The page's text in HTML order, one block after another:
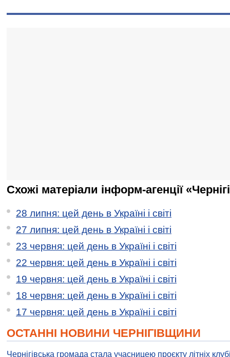
Схожі матеріали інформ-агенції
28 липня: цей день в Україні і світі
27 липня: цей день в Україні і світі
23 червня: цей день в Україні і світі
22 червня: цей день в Україні і світі
19 червня: цей день в Україні і світі
18 червня: цей день в Україні і світі
17 червня: цей день в Україні і світі
ОСТАННІ НОВИНИ ЧЕРНІГІВЩИНИ
Чернігівська громада стала учасницею проєкту літніх